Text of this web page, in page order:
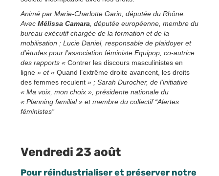
Animé par Marie-Charlotte Garin, députée du Rhône.
Avec Mélissa Camara , députée européenne, membre du
bureau exécutif chargée de la formation et de la
mobilisation ; Lucie Daniel, responsable de plaidoyer et
d’études pour l’association féministe Equipop, co-autrice
des rapports « Contrer les discours masculinistes en
ligne » et « Quand l’extrême droite avancent, les droits
des femmes reculent » ; Sarah Durocher, de l’initiative
« Ma voix, mon choix », présidente nationale du
« Planning familial » et membre du collectif “Alertes
féministes”
Vendredi 23 août
Pour réindustrialiser et préserver notre